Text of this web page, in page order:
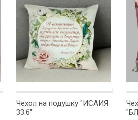
Чехол на подушку "ИСАИЯ
33:6"